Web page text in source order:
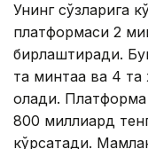
Унинг сўзларига
платформаси 2
бирлаштиради.
та минтақа ва 4 та
олади.
800 миллиард
кўрсатади.